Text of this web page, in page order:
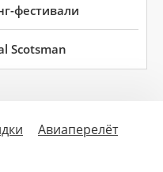
фестивали
Scotsman
Авиаперелёт